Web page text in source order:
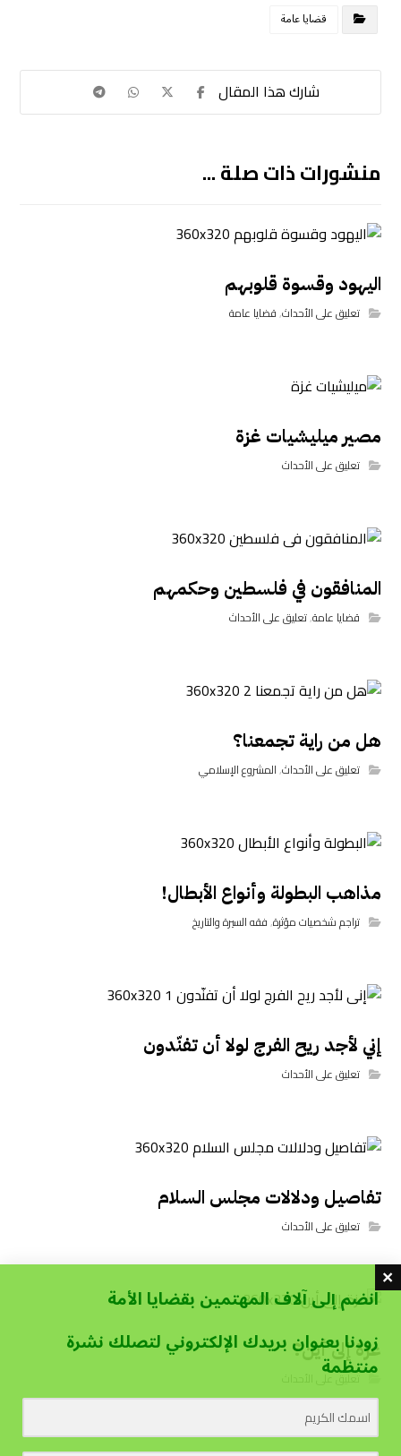
قضايا عامة
منشورات ذات صلة ...
اليهود وقسوة قلوبهم
تعليق على الأحداث,قضايا عامة
مصير ميليشيات غزة
تعليق على الأحداث
المنافقون في فلسطين وحكمهم
قضايا عامة,تعليق على الأحداث
هل من راية تجمعنا؟
تعليق على الأحداث,المشروع الإسلامي
مذاهب البطولة وأنواع الأبطال!
تراجم شخصيات مؤثرة,فقه السيرة والتاريخ
إني لأجد ريح الفرج لولا أن تفنّدون
تعليق على الأحداث
تفاصيل ودلالات مجلس السلام
تعليق على الأحداث
غزة إلى أين؟
تعليق على الأحداث
انضم إلى آلاف المهتمين بقضايا الأمة
زودنا بعنوان بريدك الإلكتروني لتصلك نشرة
منتظمة